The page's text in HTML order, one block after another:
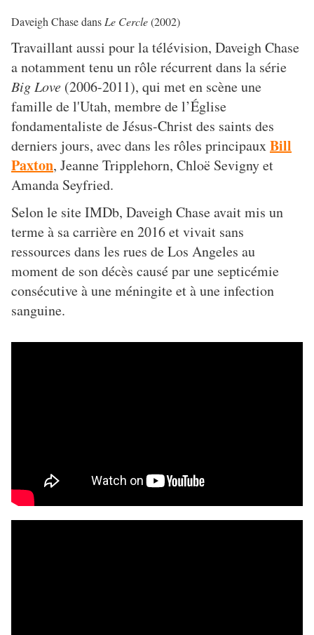
Daveigh Chase dans Le Cercle(2002)
Travaillant aussi pour la télévision, Daveigh Chase
a notamment tenu un rôle récurrent dans la série
Big Love (2006-2011), qui met en scène une
famille de l'Utah, membre de l’Église
fondamentaliste de Jésus-Christ des saints des
derniers jours, avec dans les rôles principauxBill
Paxton, Jeanne Tripplehorn, Chloë Sevigny et
Amanda Seyfried.
Selon le site IMDb, Daveigh Chase avait mis un
terme à sa carrière en 2016 et vivait sans
ressources dans les rues de Los Angeles au
moment de son décès causé par une septicémie
consécutive à une méningite et à une infection
sanguine.